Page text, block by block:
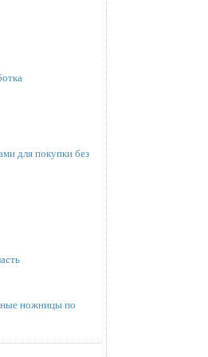
для покупки без
ножницы по